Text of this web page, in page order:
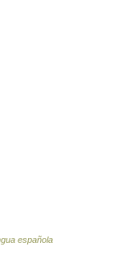
española